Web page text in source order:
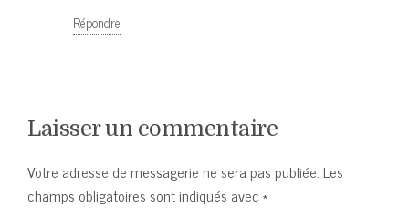
Répondre
Laisser un commentaire
Votre adresse de messagerie ne sera pas publiée. Les
champs obligatoires sont indiqués avec*